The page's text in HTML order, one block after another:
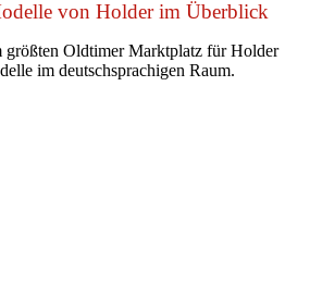
von Holder im Überblick
größten Oldtimer Marktplatz für Holder
im deutschsprachigen Raum.